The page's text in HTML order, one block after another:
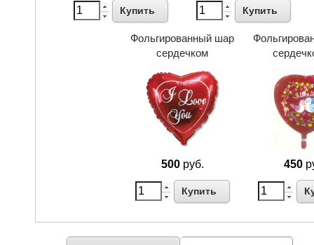
Купить Купить
Фольгированный шар
сердечком
500руб.
Купить
450